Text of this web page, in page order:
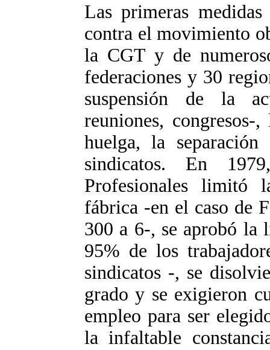
Las primeras
contra el movimiento
la CGT y de
federaciones y 30
suspensión de la
reuniones,
huelga, la
sindicatos. En
Profesionales limitó
fábrica -en el caso de
300 a 6-, se aprobó la
95% de los
sindicatos -, se
grado y se exigieron
empleo para ser
la infaltable